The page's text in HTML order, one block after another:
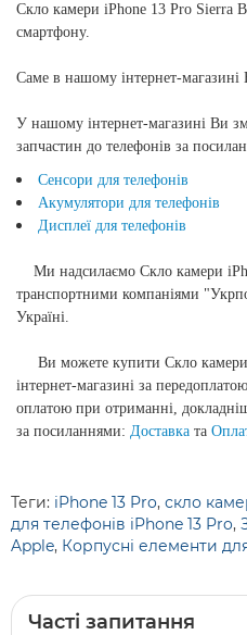
Скло камери iPhone 13 Pro Sierra
смартфону.
Саме в нашому інтернет-
У нашому інтернет-магазині Ви
запчастин до телефонів за
Сенсори для телефонів
Акумулятори для телефонів
Дисплеї для телефонів
Ми надсилаємо Скло камери
транспортними компаніями
Україні.
Ви можете купити Скло
інтернет-магазині за
оплатою при отриманні,
за посиланнями: Доставка та
Теги: iPhone 13 Pro, скло
для телефонів iPhone 13 Pro,
Apple, Корпусні елементи
Часті запитання